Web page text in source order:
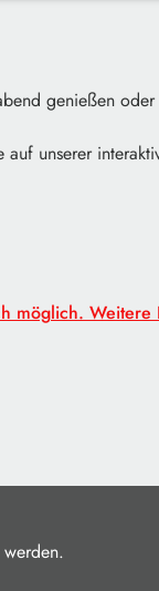
genießen
unserer
möglich. Weitere